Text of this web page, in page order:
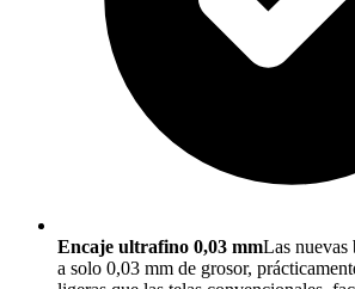
Encaje ultrafino 0,03 mmLas nuevas
a solo 0,03 mm de grosor,